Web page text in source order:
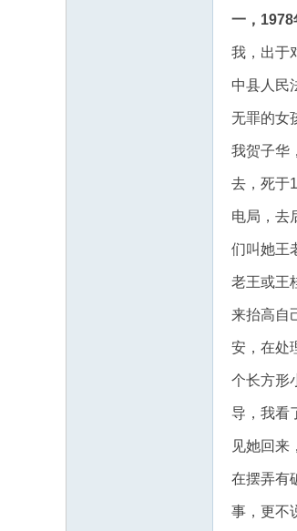
一，1978
我，出于
中县人民
无罪的女
我贺子华
去，死于
电局，去
们叫她王
老王或王
来抬高自
安，在处
个长方形
导，我看
见她回来
在摆弄有
事，更不